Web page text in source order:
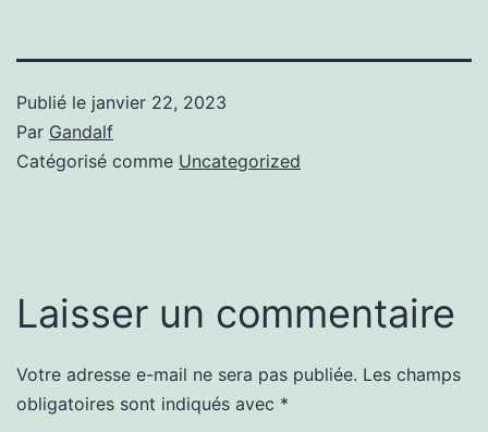
Publié le janvier 22, 2023
Par Gandalf
Catégorisé comme Uncategorized
Laisser un commentaire
Votre adresse e-mail ne sera pas publiée. Les champs
obligatoires sont indiqués avec *